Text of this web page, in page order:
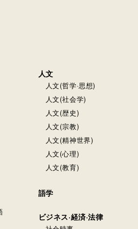
人文
人文(哲学·思想)
人文(社会学)
人文(歴史)
人文(宗教)
人文(精神世界)
人文(心理)
人文(教育)
語学
ビジネス·経済·法律